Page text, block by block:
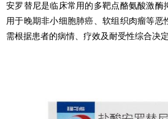
安罗替尼是临床常用的多靶点酪氨酸激酶
用于晚期非小细胞肺癌、软组织肉瘤等恶
需根据患者的病情、疗效及耐受性综合决定